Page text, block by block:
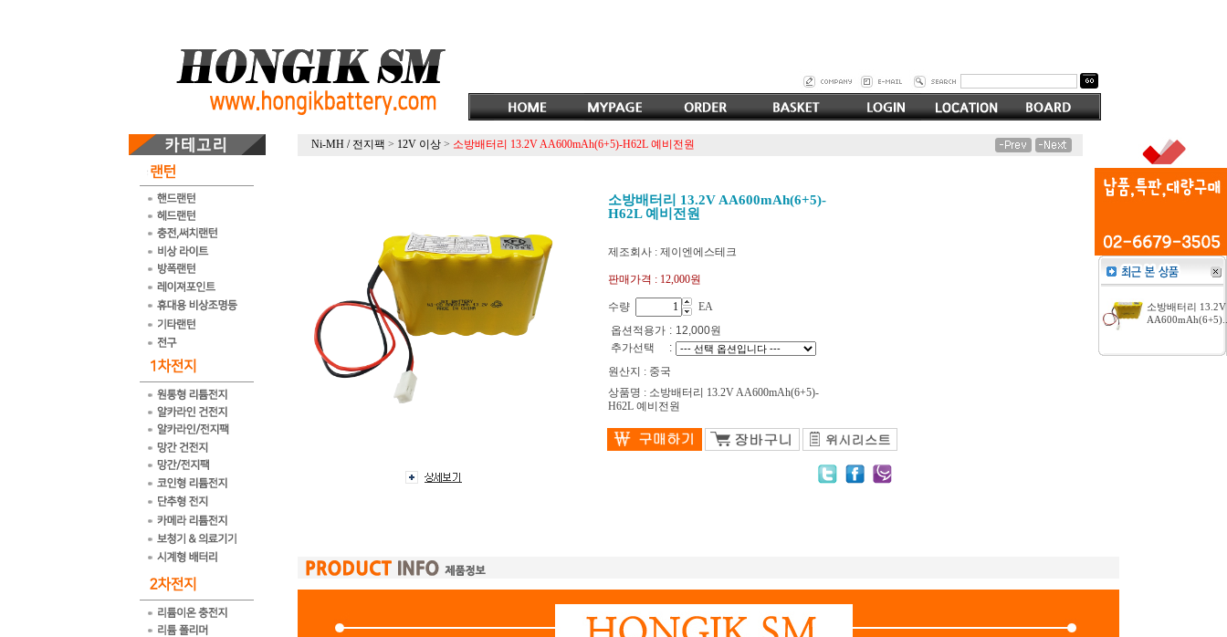
Ni-MH / 전지팩 > 12V 이상 > 소방배터리 13.2V AA600mAh(6+5)-H62L 예비전원
소방배터리 13.2V AA600mAh(6+5)-
H62L 예비전원
제조회사 : 제이엔에스테크
판매가격 : 12,000원
수량
EA
옵션적용가 : 12,000원
추가선택
:
원산지 : 중국
상품명 : 소방배터리 13.2V AA600mAh(6+5)-
H62L 예비전원
소방배터리 13.2V
AA600mAh(6+5)..